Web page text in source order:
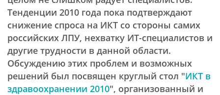
Тенденции 2010 года пока подтверждают
снижение спроса на ИКТ со стороны самих
российских ЛПУ, нехватку ИТ-специалистов и
другие трудности в данной области.
Обсуждению этих проблем и возможных
решений был посвящен круглый стол "ИКТ в
здравоохранении 2010", организованный и